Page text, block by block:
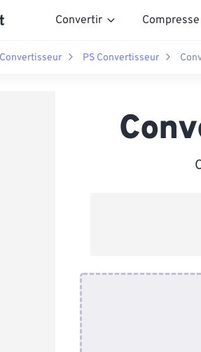
Convertir Compresse
PS Convertisseur